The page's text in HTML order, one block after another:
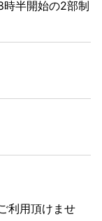
半開始の2部制
利用頂けませ